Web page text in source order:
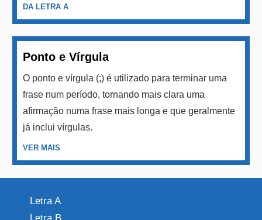
DA LETRA A
Ponto e Vírgula
O ponto e vírgula (;) é utilizado para terminar uma
frase num período, tornando mais clara uma
afirmação numa frase mais longa e que geralmente
já inclui vírgulas.
VER MAIS
Letra A